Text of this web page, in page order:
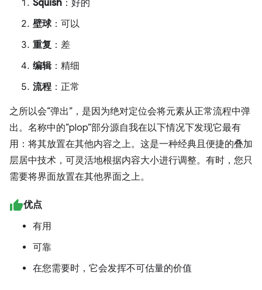
Squish ：好的
壁球：可以
重复 ：差
编辑：精细
流程：正常
之所以会“弹出”，是因为绝对定位会将元素从正常流程中弹
出。名称中的“plop”部分源自我在以下情况下发现它最有
用：将其放置在其他内容之上。这是一种经典且便捷的叠加
层居中技术，可灵活地根据内容大小进行调整。有时，您只
需要将界面放置在其他界面之上。
优点
有用
可靠
在您需要时，它会发挥不可估量的价值